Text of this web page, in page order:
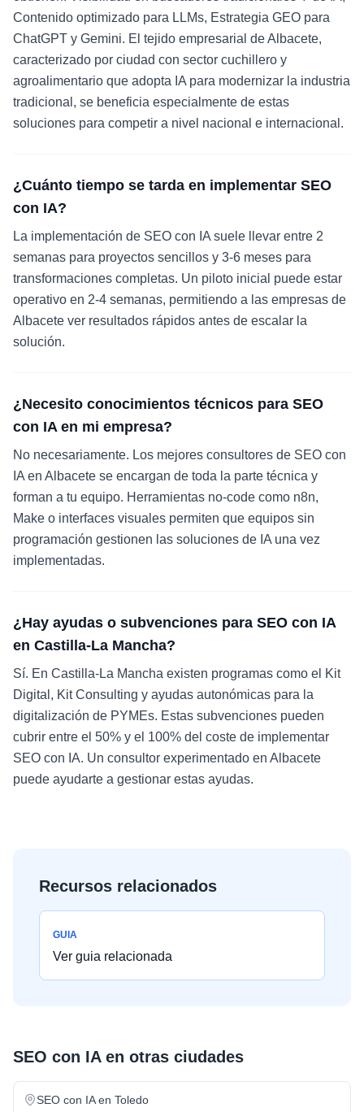
Contenido optimizado para LLMs, Estrategia GEO para
ChatGPT y Gemini. El tejido empresarial de Albacete,
caracterizado por ciudad con sector cuchillero y
agroalimentario que adopta IA para modernizar la industria
tradicional, se beneficia especialmente de estas
soluciones para competir a nivel nacional e internacional.
¿Cuánto tiempo se tarda en implementar SEO
con IA?
La implementación de SEO con IA suele llevar entre 2
semanas para proyectos sencillos y 3-6 meses para
transformaciones completas. Un piloto inicial puede estar
operativo en 2-4 semanas, permitiendo a las empresas de
Albacete ver resultados rápidos antes de escalar la
solución.
¿Necesito conocimientos técnicos para SEO
con IA en mi empresa?
No necesariamente. Los mejores consultores de SEO con
IA en Albacete se encargan de toda la parte técnica y
forman a tu equipo. Herramientas no-code como n8n,
Make o interfaces visuales permiten que equipos sin
programación gestionen las soluciones de IA una vez
implementadas.
¿Hay ayudas o subvenciones para SEO con IA
en Castilla-La Mancha?
Sí. En Castilla-La Mancha existen programas como el Kit
Digital, Kit Consulting y ayudas autonómicas para la
digitalización de PYMEs. Estas subvenciones pueden
cubrir entre el 50% y el 100% del coste de implementar
SEO con IA. Un consultor experimentado en Albacete
puede ayudarte a gestionar estas ayudas.
Recursos relacionados
GUIA
Ver guia relacionada
SEO con IAen otras ciudades
SEO con IAen Toledo